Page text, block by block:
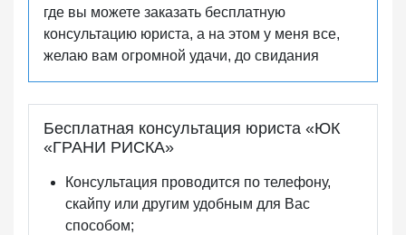
где вы можете заказать бесплатную
консультацию юриста, а на этом у меня все,
желаю вам огромной удачи, до свидания
Бесплатная консультация юриста «ЮК
«ГРАНИ РИСКА»
Консультация проводится по телефону,
скайпу или другим удобным для Вас
способом;